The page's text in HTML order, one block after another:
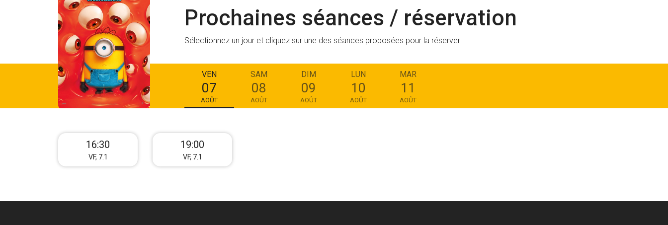
Prochaines séances / réservation
Sélectionnez un jour et cliquez sur une des séances proposées pour la réserver
VEN
07
AOÛT
SAM
08
AOÛT
DIM
09
AOÛT
LUN
10
AOÛT
MAR
11
AOÛT
16:30
VF, 7.1
19:00
VF, 7.1